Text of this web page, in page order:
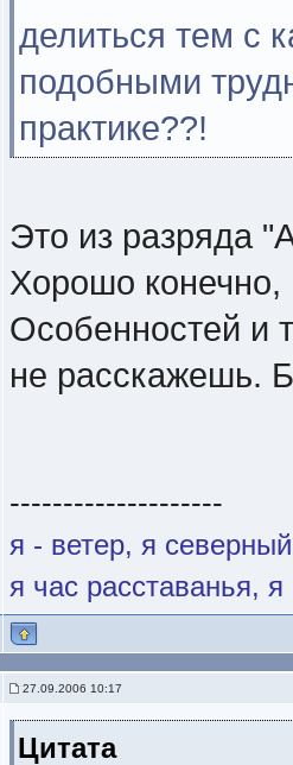
делиться тем с
подобными
практике??!
Это из разряда
Хорошо
Особенностей и
не расскажешь.
--------------------
я - ветер, я
я час расставанья,
27.09.2006 10:17
Цитата